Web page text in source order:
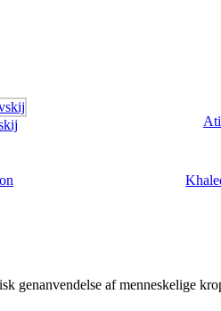
genanvendelse af menneskelige